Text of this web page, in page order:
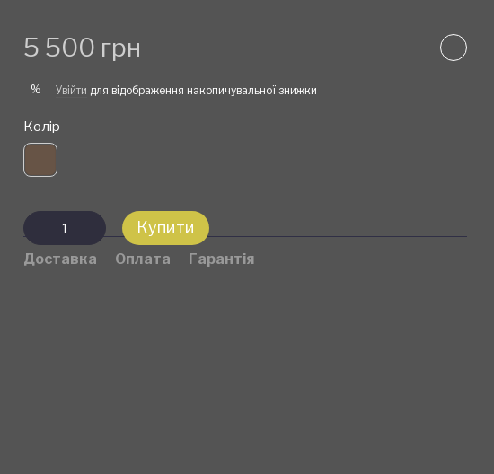
5 500 грн
% Увійти для відображення накопичувальної знижки
Колір
Купити
Доставка Оплата Гарантія